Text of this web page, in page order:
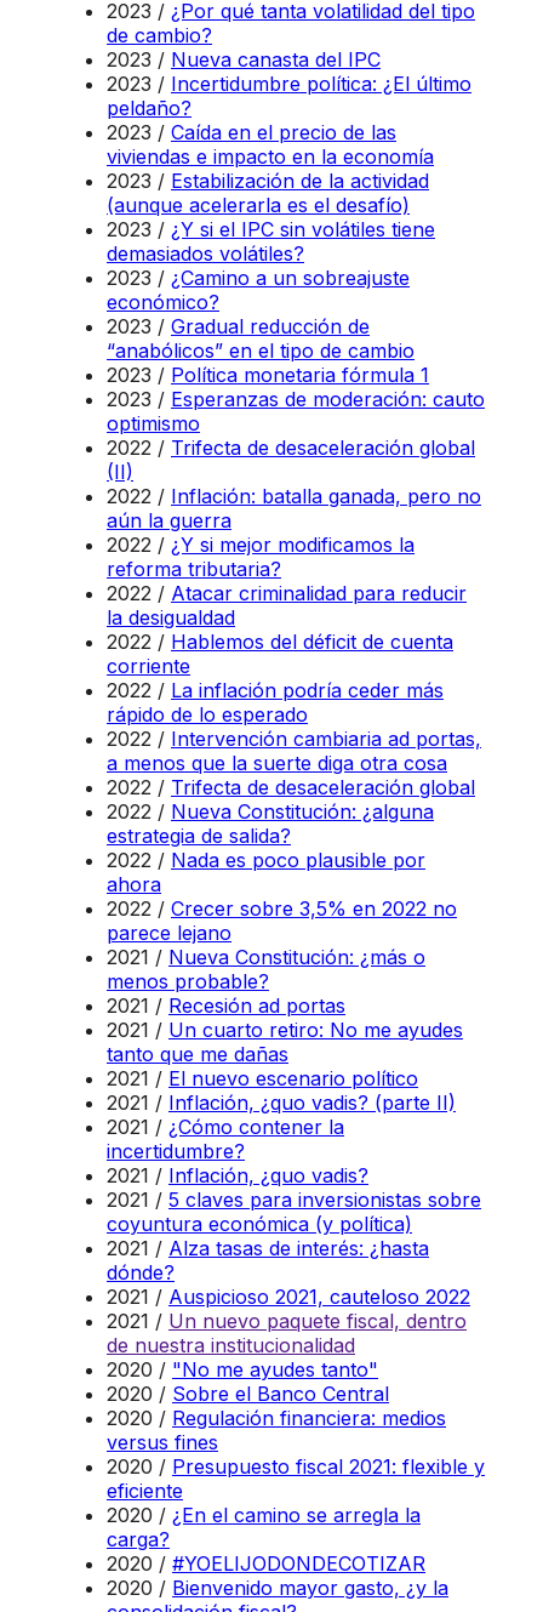
2023 / ¿Por qué tanta volatilidad del tipo
de cambio?
2023 / Nueva canasta del IPC
2023 / Incertidumbre política: ¿El último
peldaño?
2023 / Caída en el precio de las
viviendas e impacto en la economía
2023 / Estabilización de la actividad
(aunque acelerarla es el desafío)
2023 / ¿Y si el IPC sin volátiles tiene
demasiados volátiles?
2023 / ¿Camino a un sobreajuste
económico?
2023 / Gradual reducción de
“anabólicos” en el tipo de cambio
2023 / Política monetaria fórmula 1
2023 / Esperanzas de moderación: cauto
optimismo
2022 / Trifecta de desaceleración global
(II)
2022 / Inflación: batalla ganada, pero no
aún la guerra
2022 / ¿Y si mejor modificamos la
reforma tributaria?
2022 / Atacar criminalidad para reducir
la desigualdad
2022 / Hablemos del déficit de cuenta
corriente
2022 / La inflación podría ceder más
rápido de lo esperado
2022 / Intervención cambiaria ad portas,
a menos que la suerte diga otra cosa
2022 / Trifecta de desaceleración global
2022 / Nueva Constitución: ¿alguna
estrategia de salida?
2022 / Nada es poco plausible por
ahora
2022 / Crecer sobre 3,5% en 2022 no
parece lejano
2021 / Nueva Constitución: ¿más o
menos probable?
2021 / Recesión ad portas
2021 / Un cuarto retiro: No me ayudes
tanto que me dañas
2021 / El nuevo escenario político
2021 / Inflación, ¿quo vadis? (parte II)
2021 / ¿Cómo contener la
incertidumbre?
2021 / Inflación, ¿quo vadis?
2021 / 5 claves para inversionistas sobre
coyuntura económica (y política)
2021 / Alza tasas de interés: ¿hasta
dónde?
2021 / Auspicioso 2021, cauteloso 2022
2021 / Un nuevo paquete fiscal, dentro
de nuestra institucionalidad
2020 / "No me ayudes tanto"
2020 / Sobre el Banco Central
2020 / Regulación financiera: medios
versus fines
2020 / Presupuesto fiscal 2021: flexible y
eficiente
2020 / ¿En el camino se arregla la
carga?
2020 / #YOELIJODONDECOTIZAR
2020 / Bienvenido mayor gasto, ¿y la